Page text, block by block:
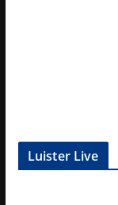
Luister Live